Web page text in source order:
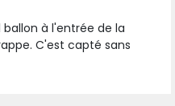
à l'entrée de la
C'est capté sans